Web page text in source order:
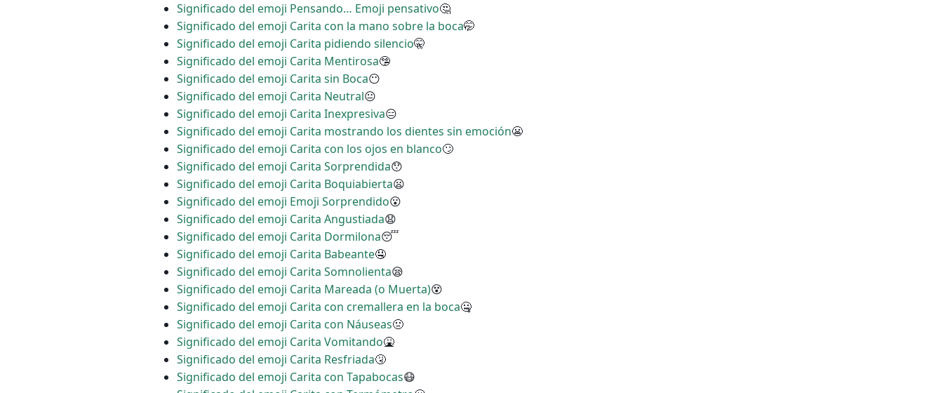
Significado del emoji Pensando… Emoji pensativo🤔
Significado del emoji Carita con la mano sobre la boca🤭
Significado del emoji Carita pidiendo silencio🤫
Significado del emoji Carita Mentirosa🤥
Significado del emoji Carita sin Boca😶
Significado del emoji Carita Neutral😐
Significado del emoji Carita Inexpresiva😑
Significado del emoji Carita mostrando los dientes sin emoción😬
Significado del emoji Carita con los ojos en blanco🙄
Significado del emoji Carita Sorprendida😯
Significado del emoji Carita Boquiabierta😦
Significado del emoji Emoji Sorprendido😮
Significado del emoji Carita Angustiada😧
Significado del emoji Carita Dormilona😴
Significado del emoji Carita Babeante🤤
Significado del emoji Carita Somnolienta😪
Significado del emoji Carita Mareada (o Muerta)😵
Significado del emoji Carita con cremallera en la boca🤐
Significado del emoji Carita con Náuseas🤢
Significado del emoji Carita Vomitando🤮
Significado del emoji Carita Resfriada🤧
Significado del emoji Carita con Tapabocas😷